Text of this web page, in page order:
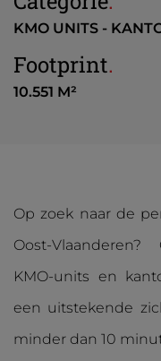
KMO UNITS -
Footprint.
10.551 M²
Op zoek naar de
Oost-
KMO-units en
een uitstekende
minder dan 10